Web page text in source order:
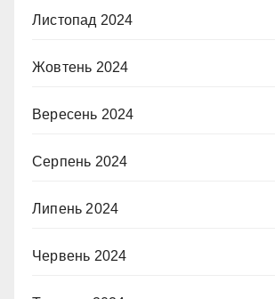
Листопад 2024
Жовтень 2024
Вересень 2024
Серпень 2024
Липень 2024
Червень 2024